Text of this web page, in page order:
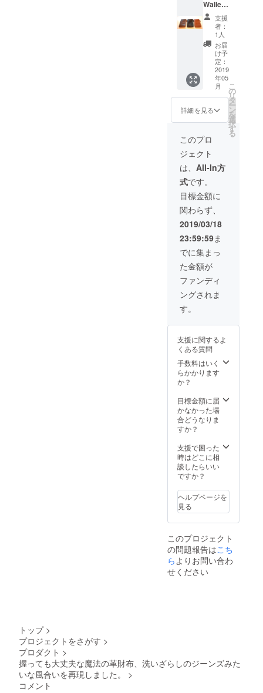
Wallet
】ロン
グウォ
レット
色は3色
からお
選びく
ださい
ブラッ
ク・モ
カブラ
ウン・
キャメ
ル
支援
者：
1人
お届
け予
定：
2019
年05
月
詳細を見る
こ
の
リ
タ
ー
ン
を
選
択
す
る
このプロ
ジェクト
は、 All-In方
式です。
目標金額に
関わらず、
2019/03/18
23:59:59ま
でに集まっ
た金額が
ファンディ
ングされま
す。
支援に関するよ
くある質問
手数料はいく
らかかります
か？
目標金額に届
かなかった場
合どうなりま
すか？
支援で困った
時はどこに相
談したらいい
ですか？
ヘルプページを
見る
このプロジェクト
の問題報告はこち
らよりお問い合わ
せください
トップ >
プロジェクトをさがす >
プロダクト >
握っても大丈夫な魔法の革財布、洗いざらしのジーンズみた
いな風合いを再現しました。
>
コメント